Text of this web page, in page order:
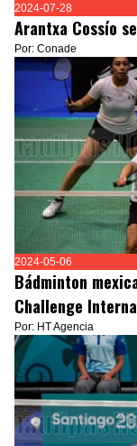
2024-07-28
Arantxa Cossío
Por: Conade
2024-05-06
Bádminton
Challenge
Por: HT Agencia